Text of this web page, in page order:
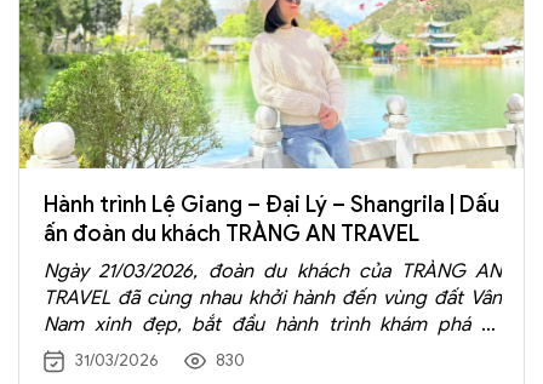
Hành trình Lệ Giang – Đại Lý – Shangrila | Dấu
ấn đoàn du khách TRÀNG AN TRAVEL
Ngày 21/03/2026, đoàn du khách của TRÀNG AN
TRAVEL đã cùng nhau khởi hành đến vùng đất Vân
Nam xinh đẹp, bắt đầu hành trình khám phá Lệ
Giang – Đại Lý – Shangrila, nơi được ví như miền cổ
tích giữa đời thực.
31/03/2026 830